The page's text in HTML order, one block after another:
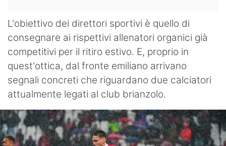
L'obiettivo dei direttori sportivi è quello di
consegnare ai rispettivi allenatori organici già
competitivi per il ritiro estivo. E, proprio in
quest'ottica, dal fronte emiliano arrivano
segnali concreti che riguardano due calciatori
attualmente legati al club brianzolo.